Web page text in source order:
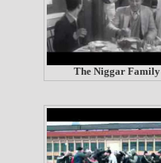
The Niggar Family